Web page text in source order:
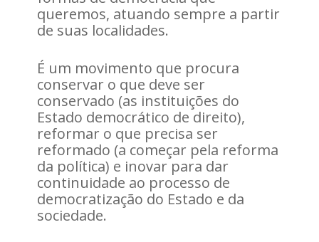
queremos, atuando sempre a partir
de suas localidades.
É um movimento que procura
conservar o que deve ser
conservado (as instituições do
Estado democrático de direito),
reformar o que precisa ser
reformado (a começar pela reforma
da política) e inovar para dar
continuidade ao processo de
democratização do Estado e da
sociedade.